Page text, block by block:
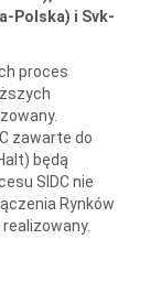
Polska) i Svk-
proces
zawarte do
będą
SIDC nie
Rynków